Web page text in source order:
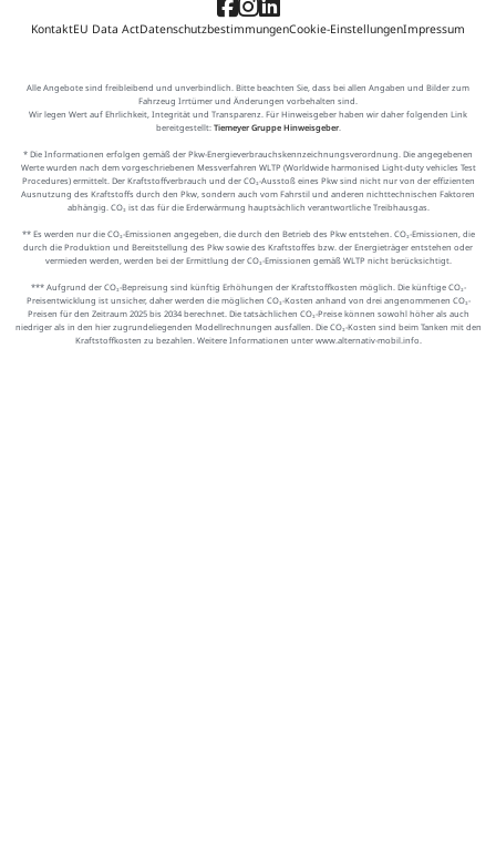
KontaktEU Data ActDatenschutzbestimmungenCookie-EinstellungenImpressum
Alle Angebote sind freibleibend und unverbindlich. Bitte beachten Sie, dass bei allen Angaben und Bilder zum
Fahrzeug Irrtümer und Änderungen vorbehalten sind.
Wir legen Wert auf Ehrlichkeit, Integrität und Transparenz. Für Hinweisgeber haben wir daher folgenden Link
bereitgestellt: Tiemeyer Gruppe Hinweisgeber.
* Die Informationen erfolgen gemäß der Pkw-Energieverbrauchskennzeichnungsverordnung. Die angegebenen
Werte wurden nach dem vorgeschriebenen Messverfahren WLTP (Worldwide harmonised Light-duty vehicles Test
Procedures) ermittelt. Der Kraftstoffverbrauch und der CO₂-Ausstoß eines Pkw sind nicht nur von der effizienten
Ausnutzung des Kraftstoffs durch den Pkw, sondern auch vom Fahrstil und anderen nichttechnischen Faktoren
abhängig. CO₂ ist das für die Erderwärmung hauptsächlich verantwortliche Treibhausgas.
** Es werden nur die CO₂-Emissionen angegeben, die durch den Betrieb des Pkw entstehen. CO₂-Emissionen, die
durch die Produktion und Bereitstellung des Pkw sowie des Kraftstoffes bzw. der Energieträger entstehen oder
vermieden werden, werden bei der Ermittlung der CO₂-Emissionen gemäß WLTP nicht berücksichtigt.
*** Aufgrund der CO₂-Bepreisung sind künftig Erhöhungen der Kraftstoffkosten möglich. Die künftige CO₂-
Preisentwicklung ist unsicher, daher werden die möglichen CO₂-Kosten anhand von drei angenommenen CO₂-
Preisen für den Zeitraum 2025 bis 2034 berechnet. Die tatsächlichen CO₂-Preise können sowohl höher als auch
niedriger als in den hier zugrundeliegenden Modellrechnungen ausfallen. Die CO₂-Kosten sind beim Tanken mit den
Kraftstoffkosten zu bezahlen. Weitere Informationen unter www.alternativ-mobil.info.